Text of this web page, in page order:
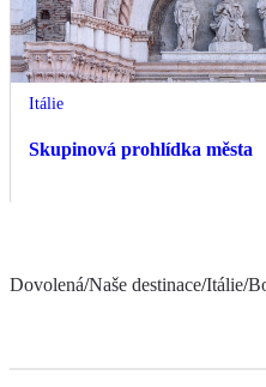
Itálie
Skupinová prohlídka města
Dovolená/Naše destinace/Itálie/